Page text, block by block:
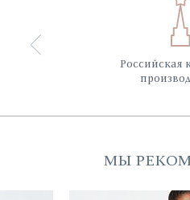
Российская
МЫ